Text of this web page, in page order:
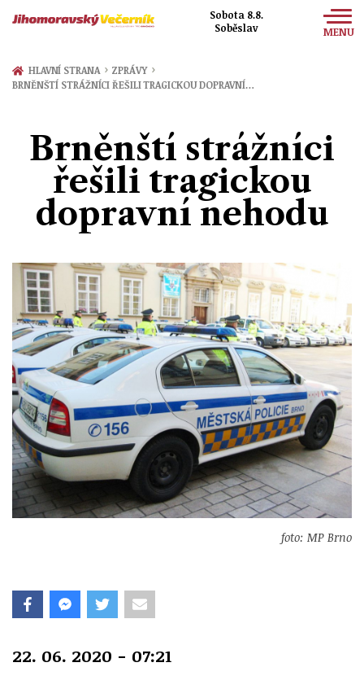
Sobota 8.8.
Soběslav
MENU
Zprávy
Kultura
Společnost
HLAVNÍ STRANA › ZPRÁVY ›
BRNĚNŠTÍ STRÁŽNÍCI ŘEŠILI TRAGICKOU DOPRAVNÍ…
Brněnští strážníci
řešili tragickou
dopravní nehodu
foto: MP Brno
22. 06. 2020 - 07:21